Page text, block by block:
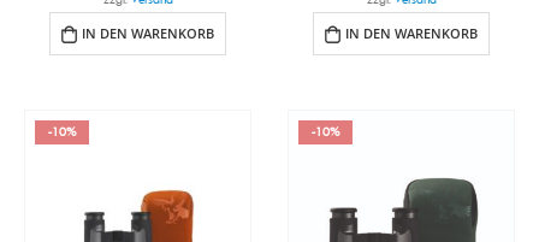
IN DEN WARENKORB IN DEN WARENKORB
-10% -10%